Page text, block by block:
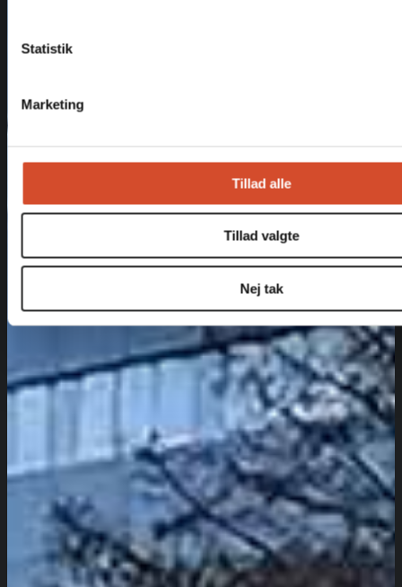
Statistik
Marketing
Tillad alle
Tillad valgte
Nej tak